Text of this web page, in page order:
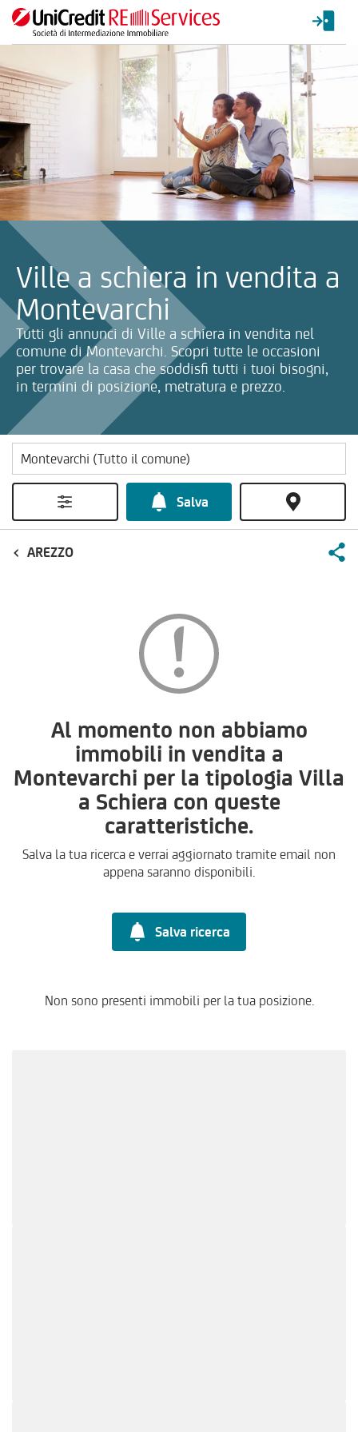
Ville a schiera in vendita a
Montevarchi
Tutti gli annunci di Ville a schiera in vendita nel
comune di Montevarchi. Scopri tutte le occasioni
per trovare la casa che soddisfi tutti i tuoi bisogni,
in termini di posizione, metratura e prezzo.
La ricerca verrà inviata automaticamente alla selezione delle
Salva
AREZZO
Al momento non abbiamo
immobili in vendita a
Montevarchi per la tipologia Villa
a Schiera con queste
caratteristiche.
Salva la tua ricerca e verrai aggiornato tramite email non
appena saranno disponibili.
Salva ricerca
Non sono presenti immobili per la tua posizione.